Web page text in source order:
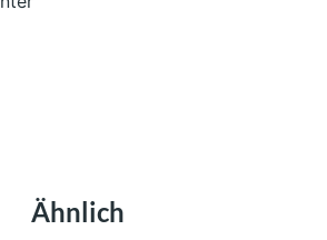
Ähnlich